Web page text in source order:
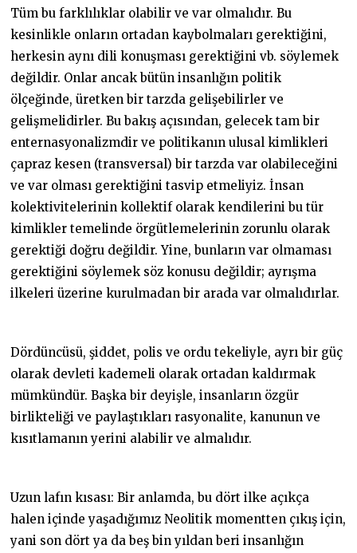
Tüm bu farklılıklar olabilir ve var olmalıdır. Bu
kesinlikle onların ortadan kaybolmaları gerektiğini,
herkesin aynı dili konuşması gerektiğini vb. söylemek
değildir. Onlar ancak bütün insanlığın politik
ölçeğinde, üretken bir tarzda gelişebilirler ve
gelişmelidirler. Bu bakış açısından, gelecek tam bir
enternasyonalizmdir ve politikanın ulusal kimlikleri
çapraz kesen (transversal) bir tarzda var olabileceğini
ve var olması gerektiğini tasvip etmeliyiz. İnsan
kolektivitelerinin kollektif olarak kendilerini bu tür
kimlikler temelinde örgütlemelerinin zorunlu olarak
gerektiği doğru değildir. Yine, bunların var olmaması
gerektiğini söylemek söz konusu değildir; ayrışma
ilkeleri üzerine kurulmadan bir arada var olmalıdırlar.
Dördüncüsü, şiddet, polis ve ordu tekeliyle, ayrı bir güç
olarak devleti kademeli olarak ortadan kaldırmak
mümkündür. Başka bir deyişle, insanların özgür
birlikteliği ve paylaştıkları rasyonalite, kanunun ve
kısıtlamanın yerini alabilir ve almalıdır.
Uzun lafın kısası: Bir anlamda, bu dört ilke açıkça
halen içinde yaşadığımız Neolitik momentten çıkış için,
yani son dört ya da beş bin yıldan beri insanlığın